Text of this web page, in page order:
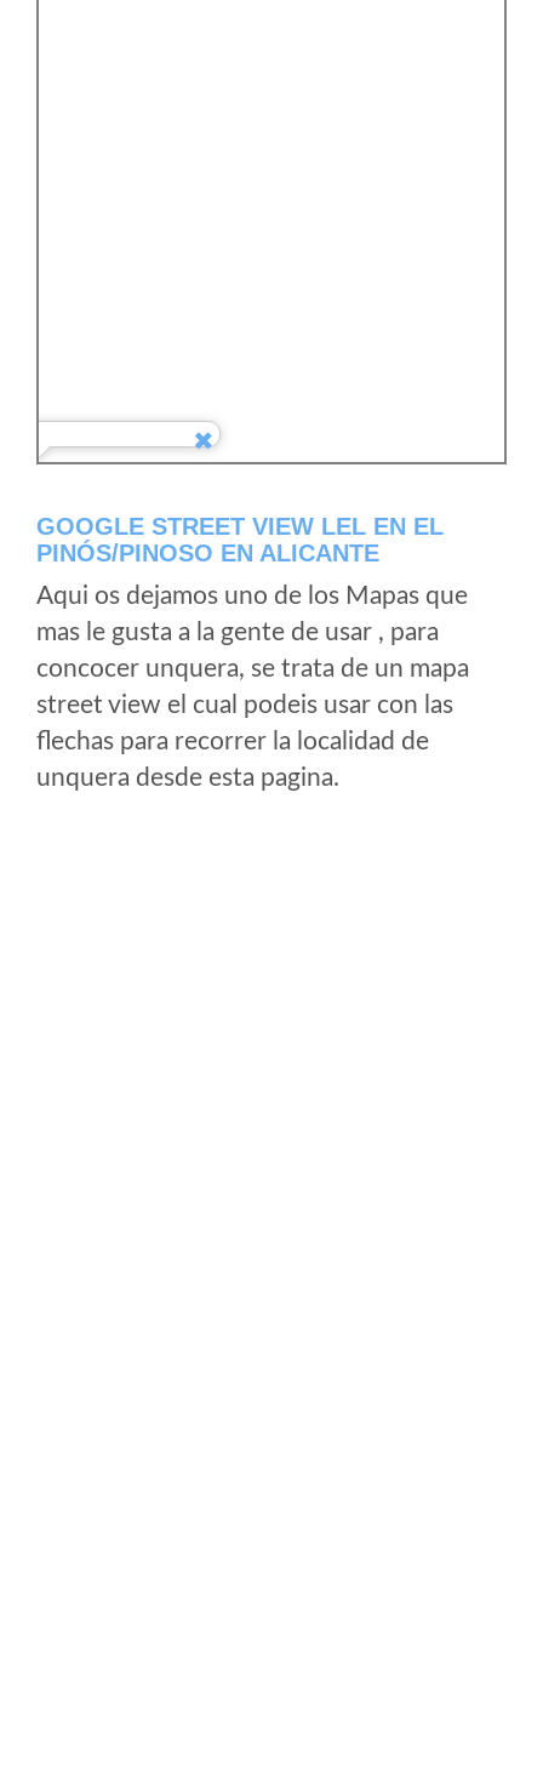
GOOGLE STREET VIEW LEL EN EL
PINÓS/PINOSO EN ALICANTE
Aqui os dejamos uno de los Mapas que
mas le gusta a la gente de usar , para
concocer unquera, se trata de un mapa
street view el cual podeis usar con las
flechas para recorrer la localidad de
unquera desde esta pagina.